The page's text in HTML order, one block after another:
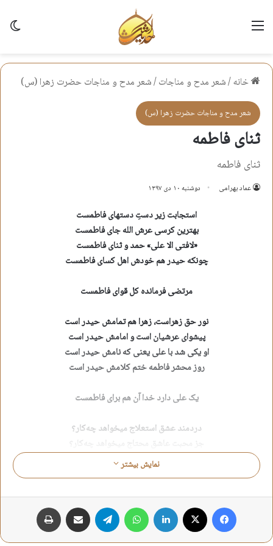
منو
خانه/شعر مدح و مناجات/شعر مدح و مناجات حضرت زهرا (س)
شعر مدح و مناجات حضرت زهرا (س)
ثنای فاطمه
ثنای فاطمه
عماد بهرامی دوشنبه ۱۰ دی ۱۳۹۷
استجابت زیر دستِ دستهای فاطمست
بهترین کرسی عرش الله جای فاطمست
«لافتی الا علی» حمد و ثنای فاطمست
چونکه حیدر هم خودش اهل کسای فاطمست
مرتضی فرمانده کل قوای فاطمست
نور حق زهراست، زهرا هم تمامش حیدر است
پیشوای عرشیان است و امامش حیدر است
او یکی شد با علی یعنی که نامش حیدر است
روز محشر فاطمه ختم کلامش حیدر است
یک علی دارد خدا آن هم برای فاطمست
دردمند عشق استعلاج میخواهد چه‌کار؟
فاطمه که هست حیدر تاج میخواهد چه‌کار؟
با وجود او نبی معراج میخواهد چه‌کار؟
«قاب قوسینِ» خدا دولتسرای فاطمست
نُه بهار زندگی را با رسالت طی نمود
نمایش بیشتر
فیس بوک لینکدین تلگرام اشتراک گذاری از طریق ایمیل